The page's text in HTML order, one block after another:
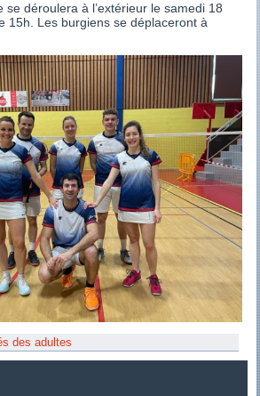
se déroulera à l’extérieur le samedi 18
15h. Les burgiens se déplaceront à
des adultes